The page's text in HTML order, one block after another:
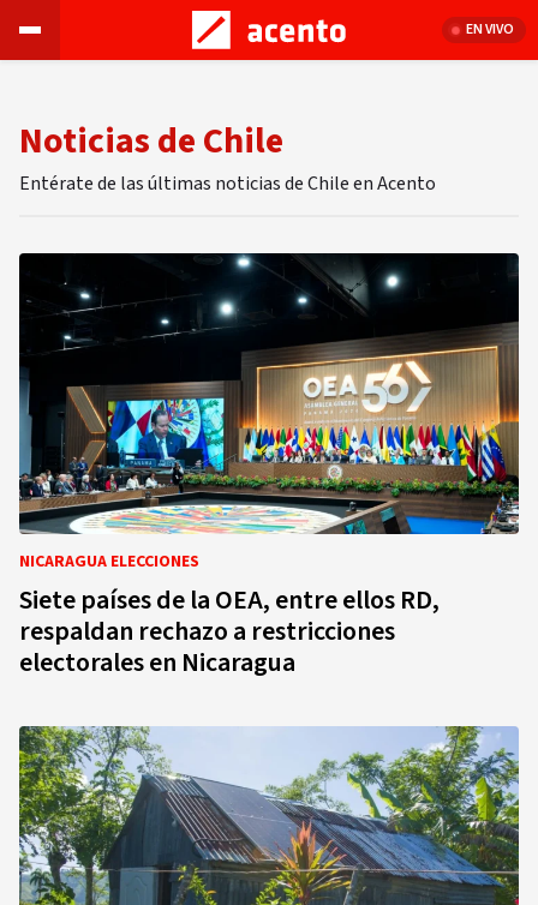
EN VIVO
Noticias de Chile
Entérate de las últimas noticias de Chile en Acento
NICARAGUA ELECCIONES
Siete países de la OEA, entre ellos RD,
respaldan rechazo a restricciones
electorales en Nicaragua